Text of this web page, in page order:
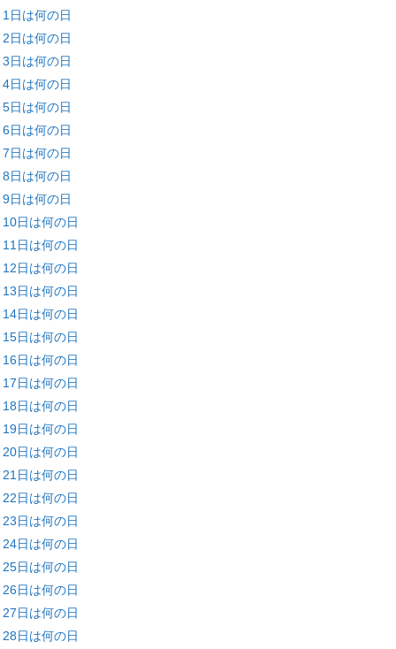
日は何の日
日は何の日
日は何の日
日は何の日
日は何の日
日は何の日
日は何の日
日は何の日
日は何の日
日は何の日
日は何の日
日は何の日
日は何の日
日は何の日
日は何の日
日は何の日
日は何の日
日は何の日
日は何の日
日は何の日
日は何の日
日は何の日
日は何の日
日は何の日
日は何の日
日は何の日
日は何の日
日は何の日